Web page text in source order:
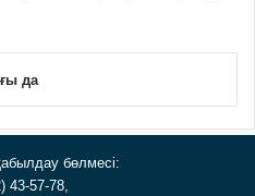
да
бөлмесі:
43-57-78,